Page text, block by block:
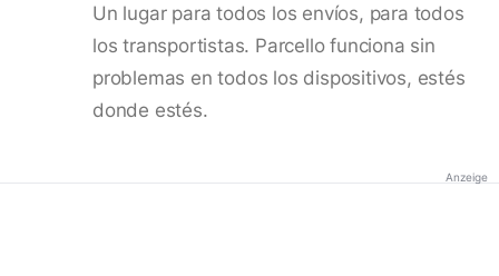
Un lugar para todos los envíos, para todos
los transportistas. Parcello funciona sin
problemas en todos los dispositivos, estés
donde estés.
Anzeige